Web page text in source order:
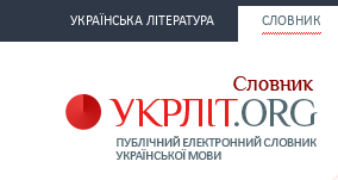
УКРАЇНСЬКА ЛІТЕРАТУРА СЛОВНИК